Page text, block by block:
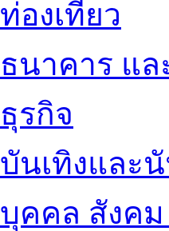
ท่องเที่ยว
ธนาคาร แล
ธุรกิจ
บันเทิงและ
บุคคล สังค